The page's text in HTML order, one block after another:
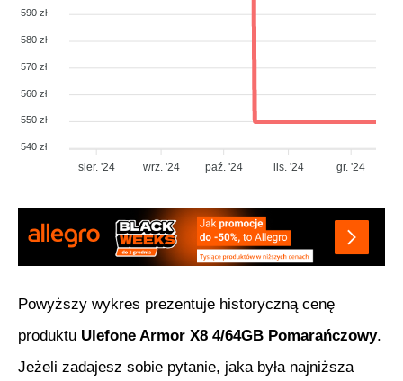
590 zł
580 zł
570 zł
560 zł
550 zł
540 zł
sier. '24 wrz. '24 paź. '24 lis. '24 gr. '24
Powyższy wykres prezentuje historyczną cenę
produktu Ulefone Armor X8 4/64GB Pomarańczowy.
Jeżeli zadajesz sobie pytanie, jaka była najniższa